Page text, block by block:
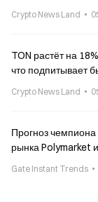
Crypto News Land
TON растёт на
что подпитывает
Crypto News Land
Прогноз
рынка Polymarket
Gate Instant Trends